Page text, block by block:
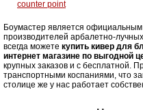
counter point
Боумастер является
производителей арбалетно-
всегда можете купить кивер для
интернет магазине по выгодной
крупных заказов и с бесплатной.
транспортными коспаниями, что
столице же у нас работает